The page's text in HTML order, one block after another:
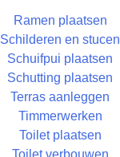
Ramen plaatsen
Schilderen en stucen
Schuifpui plaatsen
Schutting plaatsen
Terras aanleggen
Timmerwerken
Toilet plaatsen
Toilet verbouwen